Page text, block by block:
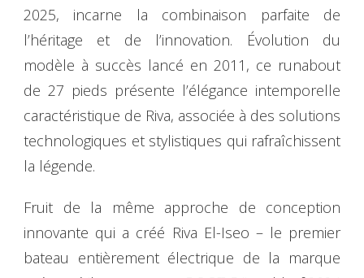
2025, incarne la combinaison parfaite de
l’héritage et de l’innovation. Évolution du
modèle à succès lancé en 2011, ce runabout
de 27 pieds présente l’élégance intemporelle
caractéristique de Riva, associée à des solutions
technologiques et stylistiques qui rafraîchissent
la légende.
Fruit de la même approche de conception
innovante qui a créé Riva El-Iseo – le premier
bateau entièrement électrique de la marque